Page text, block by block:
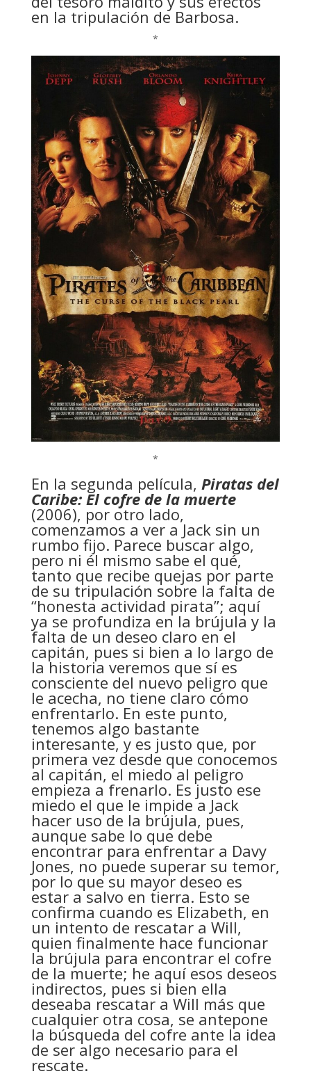
en la tripulación de Barbosa.
*
*
En la segunda película, Piratas del
Caribe: El cofre de la muerte
(2006), por otro lado,
comenzamos a ver a Jack sin un
rumbo fijo. Parece buscar algo,
pero ni él mismo sabe el qué,
tanto que recibe quejas por parte
de su tripulación sobre la falta de
“honesta actividad pirata”; aquí
ya se profundiza en la brújula y la
falta de un deseo claro en el
capitán, pues si bien a lo largo de
la historia veremos que sí es
consciente del nuevo peligro que
le acecha, no tiene claro cómo
enfrentarlo. En este punto,
tenemos algo bastante
interesante, y es justo que, por
primera vez desde que conocemos
al capitán, el miedo al peligro
empieza a frenarlo. Es justo ese
miedo el que le impide a Jack
hacer uso de la brújula, pues,
aunque sabe lo que debe
encontrar para enfrentar a Davy
Jones, no puede superar su temor,
por lo que su mayor deseo es
estar a salvo en tierra. Esto se
confirma cuando es Elizabeth, en
un intento de rescatar a Will,
quien finalmente hace funcionar
la brújula para encontrar el cofre
de la muerte; he aquí esos deseos
indirectos, pues si bien ella
deseaba rescatar a Will más que
cualquier otra cosa, se antepone
la búsqueda del cofre ante la idea
de ser algo necesario para el
rescate.